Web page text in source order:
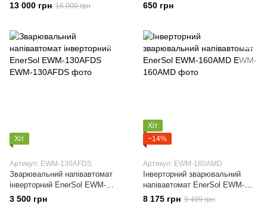
13 000 грн 16 000 грн 650 грн
Хіт
Артикул: EWM-130AFDS
Зварювальний напівавтомат
інверторний EnerSol EWM-
130AFDS
3 500 грн
Хіт
−14%
Артикул: EWM-160AMD
Інверторний зварювальний
напівавтомат EnerSol EWM-
160AMD
8 175 грн 9 499 грн